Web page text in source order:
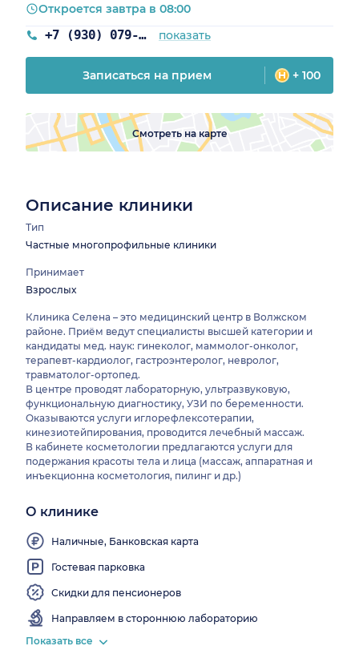
+7 (930) 079-02-87 показать
Откроется завтра в 08:00
Записаться на прием + 100
Смотреть на карте
Описание клиники
Тип
Частные многопрофильные клиники
Принимает
Взрослых
Клиника Селена – это медицинский центр в Волжском
районе. Приём ведут специалисты высшей категории и
кандидаты мед. наук: гинеколог, маммолог-онколог,
терапевт-кардиолог, гастроэнтеролог, невролог,
травматолог-ортопед.
В центре проводят лабораторную, ультразвуковую,
функциональную диагностику, УЗИ по беременности.
Оказываются услуги иглорефлексотерапии,
кинезиотейпирования, проводится лечебный массаж.
В кабинете косметологии предлагаются услуги для
подержания красоты тела и лица (массаж, аппаратная и
инъекционна косметология, пилинг и др.)
О клинике
Наличные, Банковская карта
Гостевая парковка
Скидки для пенсионеров
Направляем в стороннюю лабораторию
Врачи
выезжают
на дом
Fi
Показать все